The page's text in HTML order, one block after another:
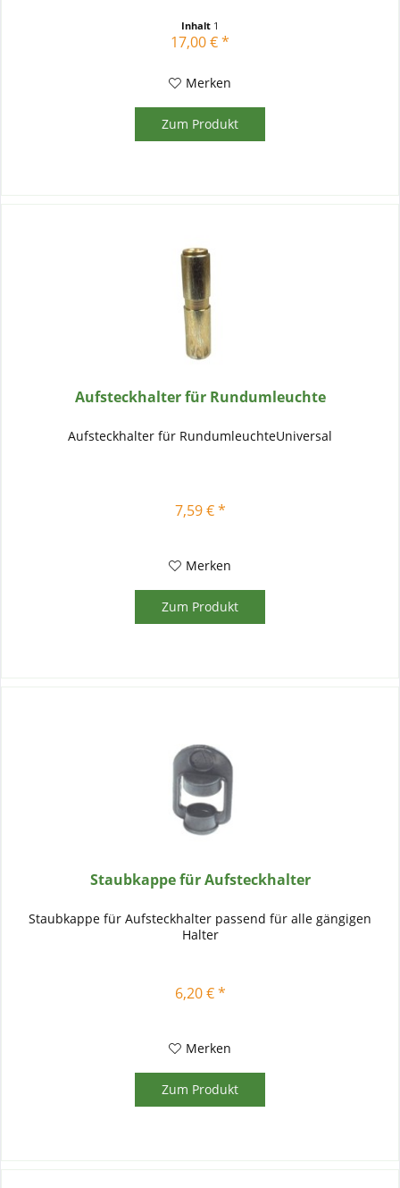
Inhalt 1
17,00 € *
Merken
Zum Produkt
Aufsteckhalter für Rundumleuchte
Aufsteckhalter für RundumleuchteUniversal
7,59 € *
Merken
Zum Produkt
Staubkappe für Aufsteckhalter
Staubkappe für Aufsteckhalter passend für alle gängigen
Halter
6,20 € *
Merken
Zum Produkt